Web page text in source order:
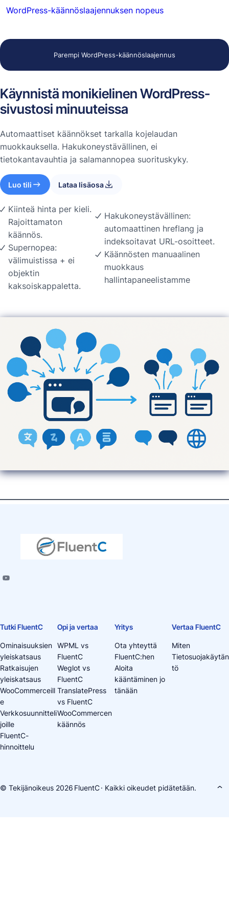
WordPress-käännöslaajennuksen nopeus
Parempi WordPress-käännöslaajennus
Käynnistä monikielinen WordPress-
sivustosi minuuteissa
Automaattiset käännökset tarkalla kojelaudan
muokkauksella. Hakukoneystävällinen, ei
tietokantavauhtia ja salamannopea suorituskyky.
Luo tili Lataa lisäosa
Kiinteä hinta per kieli.
Rajoittamaton
käännös.
Supernopea:
välimuistissa + ei
objektin
kaksoiskappaletta.
Hakukoneystävällinen:
automaattinen hreflang ja
indeksoitavat URL-osoitteet.
Käännösten manuaalinen
muokkaus
hallintapaneelistamme
Tutki FluentC
Ominaisuuksien
yleiskatsaus
Ratkaisujen
yleiskatsaus
WooCommerceill
e
Verkkosuunnitteli
joille
FluentC-
hinnoittelu
Opi ja vertaa
WPML vs
FluentC
Weglot vs
FluentC
TranslatePress
vs FluentC
WooCommercen
käännös
Yritys
Ota yhteyttä
FluentC:hen
Aloita
kääntäminen jo
tänään
Vertaa FluentC
Miten
Tietosuojakäytän
tö
© Tekijänoikeus 2026 FluentC· Kaikki oikeudet pidätetään.